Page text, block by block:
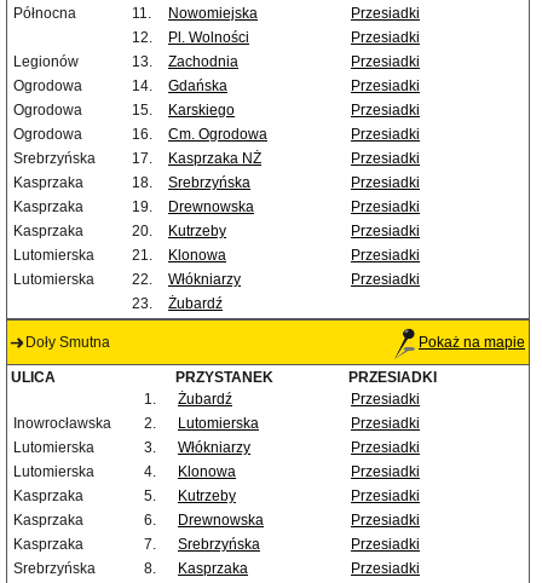
Północna
11. Nowomiejska
Przesiadki
12.
Pl. Wolności
Przesiadki
Legionów
13. Zachodnia
Przesiadki
Ogrodowa
14. Gdańska
Przesiadki
Ogrodowa
15. Karskiego
Przesiadki
Ogrodowa
16. Cm. Ogrodowa
Przesiadki
Srebrzyńska
17. Kasprzaka NŻ
Przesiadki
Kasprzaka
18. Srebrzyńska
Przesiadki
Kasprzaka
19. Drewnowska
Przesiadki
Kasprzaka
20. Kutrzeby
Przesiadki
Lutomierska
21. Klonowa
Przesiadki
Lutomierska
22. Włókniarzy
Przesiadki
23.
Żubardź
Doły Smutna Pokaż na mapie
ULICA PRZYSTANEK
PRZESIADKI
1.
Żubardź
Przesiadki
Inowrocławska
2. Lutomierska
Przesiadki
Lutomierska
3. Włókniarzy
Przesiadki
Lutomierska
4. Klonowa
Przesiadki
Kasprzaka
5. Kutrzeby
Przesiadki
Kasprzaka
6. Drewnowska
Przesiadki
Kasprzaka
7. Srebrzyńska
Przesiadki
Srebrzyńska
8. Kasprzaka Przesiadki